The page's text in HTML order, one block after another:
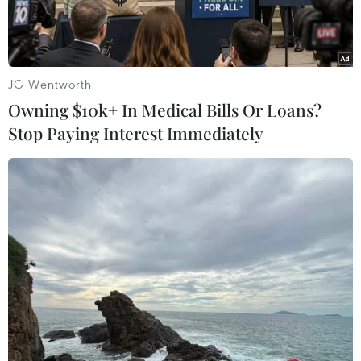
đốc Hipt Mobile, cho biết đơn vị này sẽ cung
cấp ra thị trường các dòng điện thoại mang tính
vùng miền.
mắt 8 sản phẩm mới, đáp ứng các phân khúc thị
trường. Các dòng điện thoại này sẽ được thiết
kế dựa trên những nghiên cứu kỹ lưỡng đặc thù
vùng miền, để cung cấp cho khách hàng.
“Giả dụ, khách hàng khu vực miền núi có nhu
cầu pin lâu, nghe nhạc loa to. Một số vùng đồng
bào ở Tây Bắc thích màu xám, đen, hoặc màu
đỏ. Còn ở thành phố thì phải thời trang, sử dụng
wifi…,” ông Vinh nói.
JG Wentworth
Owning $10k+ In Medical Bills Or Loans?
Stop Paying Interest Immediately